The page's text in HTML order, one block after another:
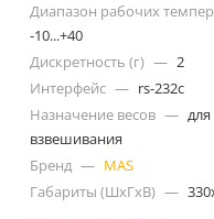
Диапазон рабочих
-10...+40
Дискретность (г) — 2
Интерфейс — rs-232c
Назначение весов —
взвешивания
Бренд — MAS
Габариты (ШxГxВ) —